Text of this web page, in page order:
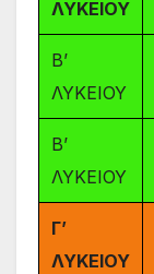
ΛΥΚΕΙΟΥ
Β’
ΛΥΚΕΙΟΥ
Β’
ΛΥΚΕΙΟΥ
Γ’
ΛΥΚΕΙΟΥ